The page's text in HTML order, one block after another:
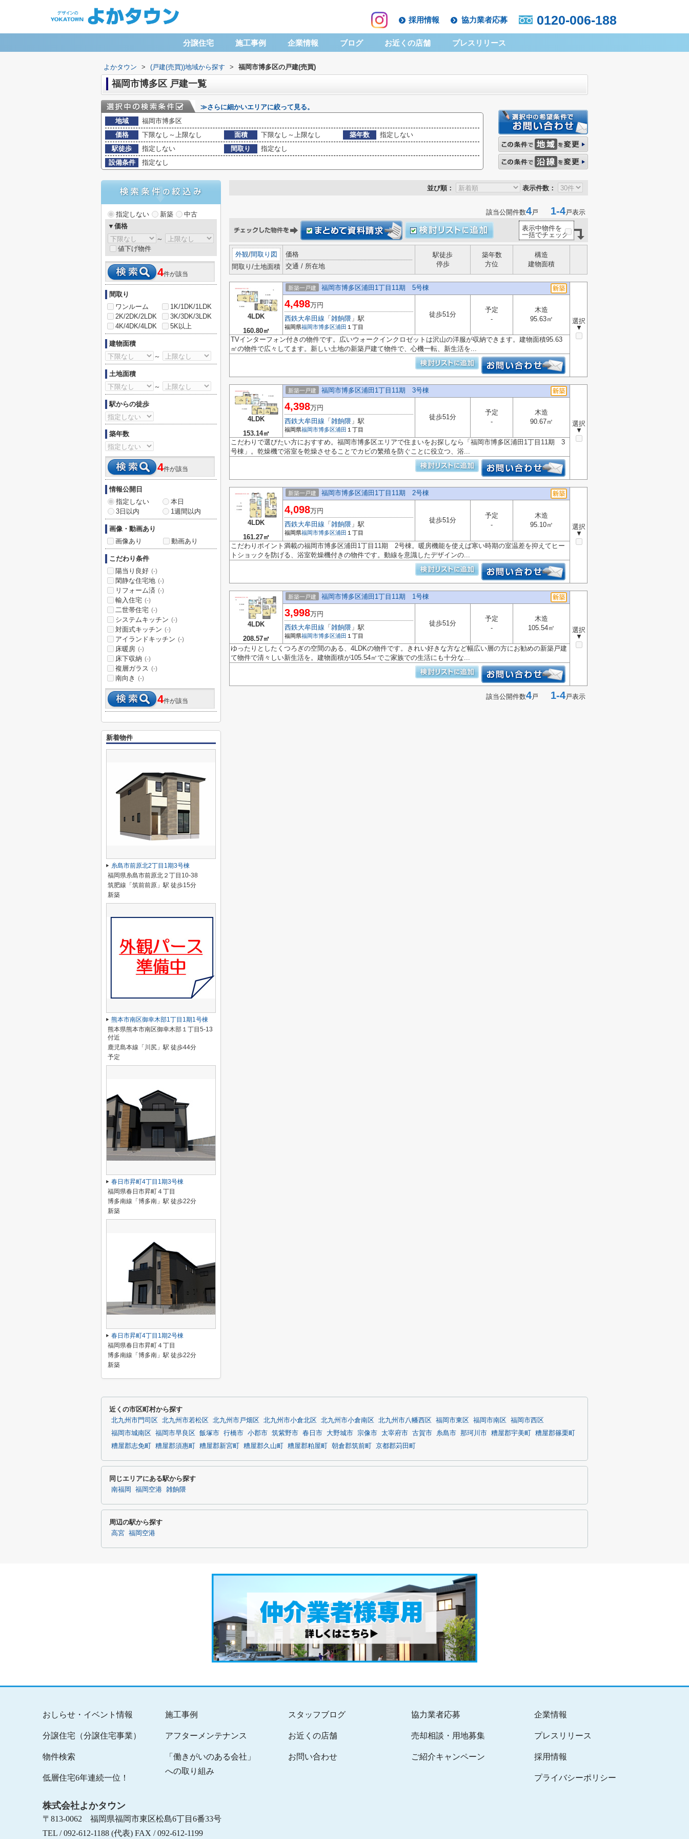
採用情報 協力業者応募 0120-006-188
分譲住宅 施工事例 企業情報 ブログ お近くの店舗 プレスリリース
よかタウン > (戸建(売買))地域から探す > 福岡市博多区の戸建(売買)
福岡市博多区 戸建一覧
≫さらに細かいエリアに絞って見る。
地域
福岡市博多区
価格
下限なし～上限なし 面積 下限なし～上限なし 築年数
指定しない
駅徒歩
指定しない 間取り
指定なし
設備条件
指定なし
並び順： 表示件数：
該当公開件数4戸 1-4戸表示
表示中物件を
一括でチェック
外観/間取り図
間取り/土地面積
価格
交通 / 所在地
駅徒歩
停歩
築年数
方位
構造
建物面積
4LDK
160.80㎡
新築一戸建 福岡市博多区浦田1丁目11期 5号棟
選択
▼
4,498万円
西鉄大牟田線 「 雑餉隈 」駅
福岡県福岡市博多区浦田 １丁目
徒歩51分
予定
-
木造
95.63㎡
TVインターフォン付きの物件です。広いウォークインクロゼットは沢山の洋服が収納できます。建物面積95.63
㎡の物件で広々してます。新しい土地の新築戸建て物件で、心機一転、新生活を...
4LDK
153.14㎡
新築一戸建 福岡市博多区浦田1丁目11期 3号棟
選択
▼
4,398万円
西鉄大牟田線 「 雑餉隈 」駅
福岡県福岡市博多区浦田 １丁目
徒歩51分
予定
-
木造
90.67㎡
こだわりで選びたい方におすすめ。福岡市博多区エリアで住まいをお探しなら「福岡市博多区浦田1丁目11期 3
号棟」。乾燥機で浴室を乾燥させることでカビの繁殖を防ぐことに役立つ、浴...
4LDK
161.27㎡
新築一戸建 福岡市博多区浦田1丁目11期 2号棟
選択
▼
4,098万円
西鉄大牟田線 「 雑餉隈 」駅
福岡県福岡市博多区浦田 １丁目
徒歩51分
予定
-
木造
95.10㎡
こだわりポイント満載の福岡市博多区浦田1丁目11期 2号棟。暖房機能を使えば寒い時期の室温差を抑えてヒー
トショックを防げる、浴室乾燥機付きの物件です。動線を意識したデザインの...
4LDK
208.57㎡
新築一戸建 福岡市博多区浦田1丁目11期 1号棟
選択
▼
3,998万円
西鉄大牟田線 「 雑餉隈 」駅
福岡県福岡市博多区浦田 １丁目
徒歩51分
予定
-
木造
105.54㎡
ゆったりとしたくつろぎの空間のある、4LDKの物件です。きれい好きな方など幅広い層の方にお勧めの新築戸建
て物件で清々しい新生活を。建物面積が105.54㎡でご家族での生活にも十分な...
該当公開件数4戸 1-4戸表示
指定しない 新築
中古
▼価格
～
値下げ物件
4件が該当
間取り
ワンルーム
1K/1DK/1LDK
2K/2DK/2LDK
3K/3DK/3LDK
4K/4DK/4LDK
5K以上
建物面積
～
土地面積
～
駅からの徒歩
築年数
4件が該当
情報公開日
指定しない
本日
3日以内
1週間以内
画像・動画あり
画像あり
動画あり
こだわり条件
陽当り良好 (-)
閑静な住宅地 (-)
リフォーム済 (-)
輸入住宅 (-)
二世帯住宅 (-)
システムキッチン (-)
対面式キッチン (-)
アイランドキッチン (-)
床暖房 (-)
床下収納 (-)
複層ガラス (-)
南向き (-)
4件が該当
新着物件
糸島市前原北2丁目1期3号棟
福岡県糸島市前原北２丁目10-38
筑肥線「筑前前原」駅 徒歩15分
新築
熊本市南区御幸木部1丁目1期1号棟
熊本県熊本市南区御幸木部１丁目5-13
付近
鹿児島本線「川尻」駅 徒歩44分
予定
春日市昇町4丁目1期3号棟
福岡県春日市昇町４丁目
博多南線「博多南」駅 徒歩22分
新築
春日市昇町4丁目1期2号棟
福岡県春日市昇町４丁目
博多南線「博多南」駅 徒歩22分
新築
近くの市区町村から探す
北九州市門司区 北九州市若松区 北九州市戸畑区 北九州市小倉北区 北九州市小倉南区 北九州市八幡西区 福岡市東区 福岡市南区
福岡市西区
福岡市城南区
福岡市早良区 飯塚市 行橋市 小郡市 筑紫野市 春日市 大野城市 宗像市 太宰府市 古賀市 糸島市 那珂川市 糟屋郡宇美町
糟屋郡篠栗町
糟屋郡志免町
糟屋郡須惠町 糟屋郡新宮町 糟屋郡久山町 糟屋郡粕屋町 朝倉郡筑前町 京都郡苅田町
同じエリアにある駅から探す
南福岡 福岡空港 雑餉隈
周辺の駅から探す
高宮 福岡空港
おしらせ・イベント情報
分譲住宅（分譲住宅事業）
物件検索
低層住宅6年連続一位！
施工事例
アフターメンテナンス
「働きがいのある会社」
への取り組み
スタッフブログ
お近くの店舗
お問い合わせ
協力業者応募
売却相談・用地募集
ご紹介キャンペーン
企業情報
プレスリリース
採用情報
プライバシーポリシー
株式会社よかタウン
〒813-0062 福岡県福岡市東区松島6丁目6番33号
TEL / 092-612-1188 (代表) FAX / 092-612-1199